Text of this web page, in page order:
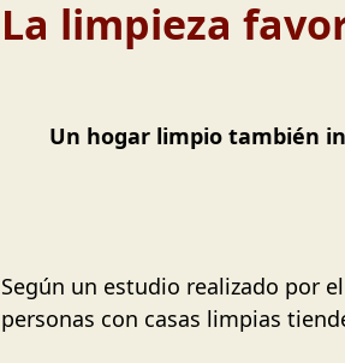
La limpieza
Un hogar limpio también
Según un estudio realizado por
personas con casas limpias